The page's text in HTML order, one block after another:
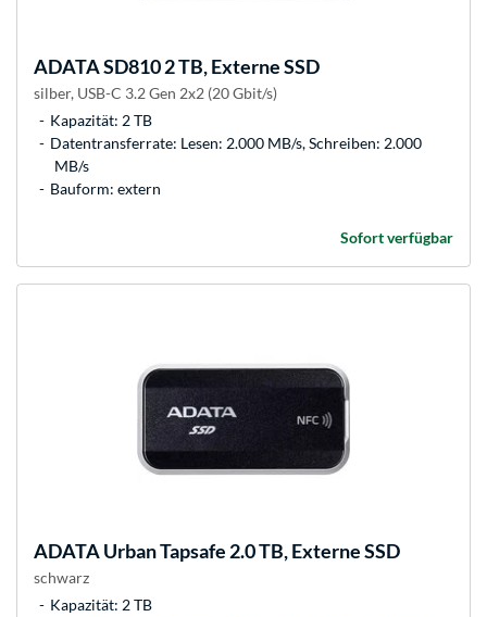
ADATASD810 2 TB, Externe SSD
silber, USB-C 3.2 Gen 2x2 (20 Gbit/s)
Kapazität: 2 TB
Datentransferrate: Lesen: 2.000 MB/s, Schreiben: 2.000
MB/s
Bauform: extern
Sofort verfügbar
ADATAUrban Tapsafe 2.0 TB, Externe SSD
schwarz
Kapazität: 2 TB